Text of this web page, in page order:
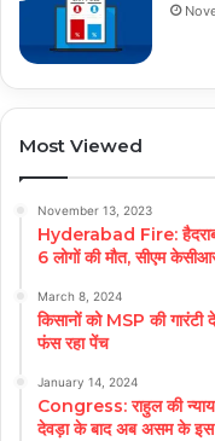
Most Viewed
November 13, 2023
Hyderabad Fire:
6 लोगों की मौत, सीएम
March 8, 2024
किसानों को MSP की
फंस रहा पेंच
January 14, 2024
Congress: राहुल की
देवड़ा के बाद अब असम के इस